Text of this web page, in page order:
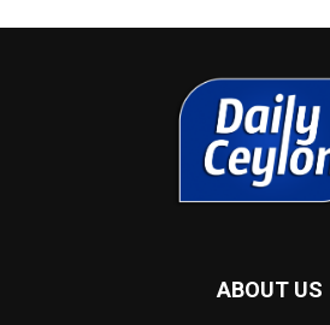
ABOUT US